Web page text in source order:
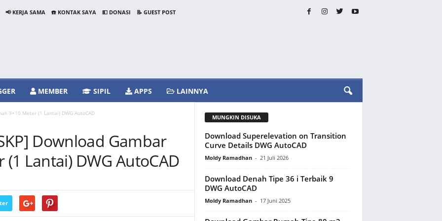
📢 KERJA SAMA ☎️ KONTAK SAYA 💵 DONASI
📝 GUEST POST
MEMBER SIPIL APPS LAINNYA
9×10 Meter (1 Lantai) DWG AutoCAD
Download Gambar
Lantai) DWG AutoCAD
MUNGKIN DISUKA
Download Superelevation on Transition
Curve Details DWG AutoCAD
Moldy Ramadhan - 21 Juli 2026
Download Denah Tipe 36 i Terbaik 9
DWG AutoCAD
Moldy Ramadhan - 17 Juni 2025